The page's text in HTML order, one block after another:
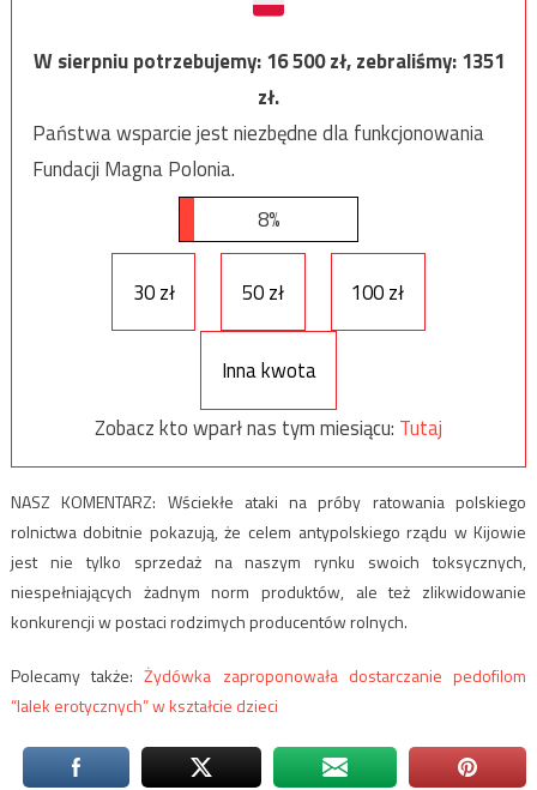
W sierpniu potrzebujemy:16 500zł, zebraliśmy:1351
zł.
Państwa wsparcie jest niezbędne dla funkcjonowania
Fundacji Magna Polonia.
8%
30 zł 50 zł 100 zł
Inna kwota
Zobacz kto wparł nas tym miesiącu: Tutaj
NASZ KOMENTARZ: Wściekłe ataki na próby ratowania polskiego
rolnictwa dobitnie pokazują, że celem antypolskiego rządu w Kijowie
jest nie tylko sprzedaż na naszym rynku swoich toksycznych,
niespełniających żadnym norm produktów, ale też zlikwidowanie
konkurencji w postaci rodzimych producentów rolnych.
Polecamy także:Żydówka zaproponowała dostarczanie pedofilom
“lalek erotycznych” w kształcie dzieci